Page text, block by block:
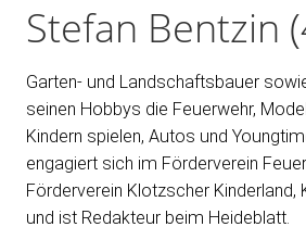
Stefan Bentzin
Garten- und Landschaftsbauer
seinen Hobbys die Feuerwehr,
Kindern spielen, Autos und
engagiert sich im Förderverein
Förderverein Klotzscher Kinderland,
und ist Redakteur beim Heideblatt.